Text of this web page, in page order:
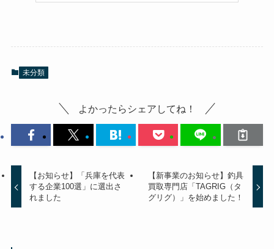
未分類
よかったらシェアしてね！
【お知らせ】「兵庫を代表
する企業100選」に選出さ
れました
【新事業のお知らせ】釣具
買取専門店「TAGRIG（タ
グリグ）」を始めました！